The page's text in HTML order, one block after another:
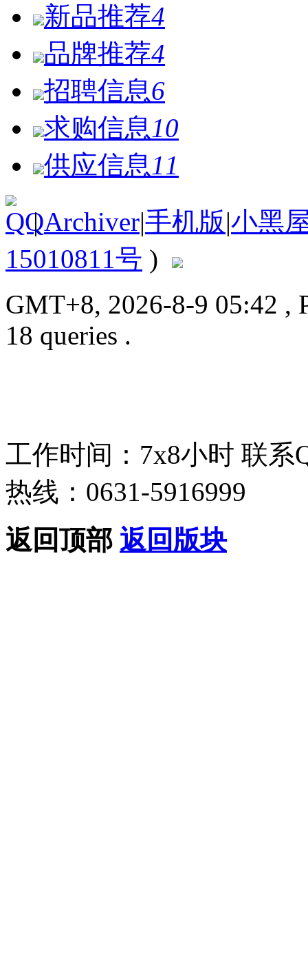
新品推荐4
品牌推荐4
招聘信息6
求购信息 10
供应信息 11
| Archiver|手机版|小黑
15010811号 )
GMT+8, 2026-8-9 05:42 ,
18 queries .
工作时间：7x8小时 联系
热线：0631-5916999
返回顶部 返回版块